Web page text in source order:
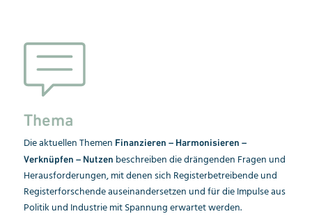
Thema
Die aktuellen Themen Finanzieren – Harmonisieren –
Verknüpfen – Nutzen beschreiben die drängenden Fragen und
Herausforderungen, mit denen sich Registerbetreibende und
Registerforschende auseinandersetzen und für die Impulse aus
Politik und Industrie mit Spannung erwartet werden.